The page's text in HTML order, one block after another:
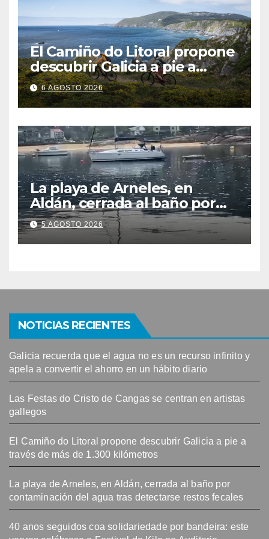
El Camiño do Litoral propone
descubrir Galicia a pie a
través de más de 1.300
kilómetros
6 AGOSTO 2026
La playa de Arneles, en
Aldán, cerrada al baño por
contaminación del agua tras
detectarse restos fecales
5 AGOSTO 2026
NOTICIAS RECIENTES
Galicia recuerda que el agua no es un recurso infinito y
apela a convertir el ahorro en un hábito diario
Las Festas do Cristo de Cangas se centran en artistas
gallegos
El Camiño do Litoral propone descubrir Galicia a pie a
través de más de 1.300 kilómetros
La playa de Arneles, en Aldán, cerrada al baño por
contaminación del agua tras detectarse restos fecales
40 anos seguidos coa solidariedade por bandeira: este